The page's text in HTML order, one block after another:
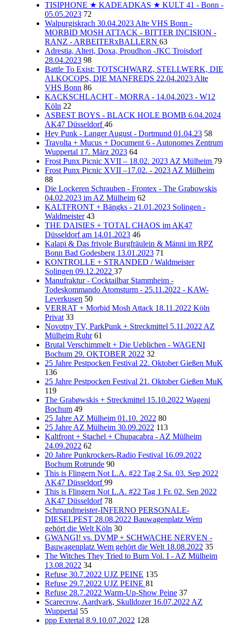
TISIPHONE ★ KADEADKAS ★ KULT 41 - Bonn -
05.05.2023 72
Walpurgiskrach 30.04.2023 Alte VHS Bonn -
MORBID MOSH ATTACK - BITTER INCISION -
RANZ - ARBEITERxBALLERN 63
Adrestia, Alteri, Doxa, Proudhon -JKC Troisdorf
28.04.2023 98
Battle To Exist: TOTSCHWARZ, STELLWERK, DIE
ALKOCOPS, DIE MANFREDS 22.04.2023 Alte
VHS Bonn 86
KACKSCHLACHT - MORRA - 14.04.2023 - W12
Köln 22
ASBEST BOYS - BLACK HOLE BOMB 6.04.2024
AK47 Düsseldorf46
Hey Punk - Langer August - Dortmund 01.04.23 58
Travolta + Mucus + Document 6 - Autonomes Zentrum
Wuppertal 17. März 2023 64
Frost Punx Picnic XVII – 18.02. 2023 AZ Mülheim 79
Frost Punx Picnic XVII –17.02. - 2023 AZ Mülheim
88
Die Lockeren Schrauben - Frontex - The Grabowskis
04.02.2023 im AZ Mülheim 62
KALTFRONT + Bängks - 21.01.2023 Solingen -
Waldmeister 43
THE DAISIES + TOTAL CHAOS im AK47
Düsseldorf am 14.01.2023 46
Kalapi & Das frivole Burgfräulein & Männi im RPZ
Bonn Bad Godesberg 13.01.2023 71
KONTROLLE + STRANDED / Waldmeister
Solingen 09.12.2022 37
Manufraktur - Cocktailbar Stammheim -
Todeskommando Atomsturm - 25.11.2022 - KAW-
Leverkusen 50
VERRAT + Morbid Mosh Attack 18.11.2022 Köln
Privat 33
Novotny TV, ParkPunk + Streckmittel 5.11.2022 AZ
Mülheim Ruhr 61
Brutal Verschimmelt + Die Ueblichen - WAGENI
Bochum 29. OKTOBER 2022 32
25 Jahre Pestpocken Festival 22. Oktober Gießen MuK
136
25 Jahre Pestpocken Festival 21. Oktober Gießen MuK
119
The Grabøwskis + Streckmittel 15.10.2022 Wageni
Bochum 49
25 Jahre AZ Mülheim 01.10. 2022 80
25 Jahre AZ Mülheim 30.09.2022 113
Kaltfront + Stachel + Chupacabra - AZ Mülheim
24.09.2022 62
20 Jahre Punkrockers-Radio Festival 16.09.2022
Bochum Rotrunde 90
This is Flingern Not L.A. #22 Tag 2 Sa. 03. Sep 2022
AK47 Düsseldorf99
This is Flingern Not L.A. #22 Tag 1 Fr. 02. Sep 2022
AK47 Düsseldorf 78
Schmandmeister-INFERNO PERSONALE-
DIESELPEST 28.08.2022 Bauwagenplatz Wem
gehört die Welt Köln 30
GWANGI! vs. DVMP + SCHWACHE NERVEN -
Bauwagenplatz Wem gehört die Welt 18.08.2022 35
The Witches They Tried to Burn Vol. I - AZ Mülheim
13.08.2022 34
Refuse 30.7.2022 UJZ PEINE 135
Refuse 29.7.2022 UJZ PEINE 81
Refuse 28.7.2022 Warm-Up-Show Peine 37
Scarecrow, Aardvark, Skulldozer 16.07.2022 AZ
Wuppertal 55
ppp Extertal 8.9.10.07.2022 128